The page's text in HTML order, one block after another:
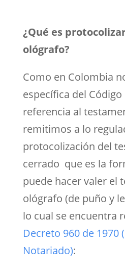
¿Qué es
ológrafo?
Como en Colombia
específica del Código
referencia al
remitimos a lo
protocolización del
cerrado que es la
puede hacer valer el
ológrafo (de puño y
lo cual se encuentra
Decreto 960 de 1970
Notariado):